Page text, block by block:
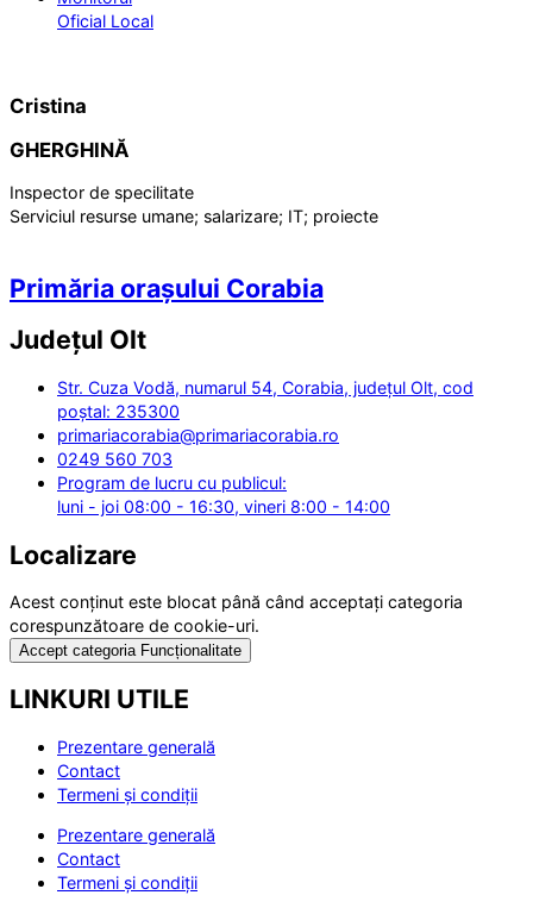
Oficial Local
Cristina
GHERGHINĂ
Inspector de specilitate
Serviciul resurse umane; salarizare; IT; proiecte
Primăria orașului Corabia
Județul Olt
Str. Cuza Vodă, numarul 54, Corabia, județul Olt, cod
poștal: 235300
primariacorabia@primariacorabia.ro
0249 560 703
Program de lucru cu publicul:
luni - joi 08:00 - 16:30, vineri 8:00 - 14:00
Localizare
Acest conținut este blocat până când acceptați categoria
corespunzătoare de cookie-uri.
Accept categoria Funcționalitate
LINKURI UTILE
Prezentare generală
Contact
Termeni și condiții
Prezentare generală
Contact
Termeni și condiții